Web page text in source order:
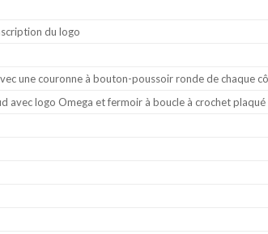
du logo
une couronne à bouton-poussoir ronde de chaque
avec logo Omega et fermoir à boucle à crochet